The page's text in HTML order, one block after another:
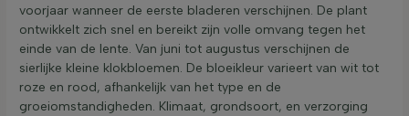
voorjaar wanneer de eerste bladeren verschijnen. De plant
ontwikkelt zich snel en bereikt zijn volle omvang tegen het
einde van de lente. Van juni tot augustus verschijnen de
sierlijke kleine klokbloemen. De bloeikleur varieert van wit tot
roze en rood, afhankelijk van het type en de
groeiomstandigheden. Klimaat, grondsoort, en verzorging